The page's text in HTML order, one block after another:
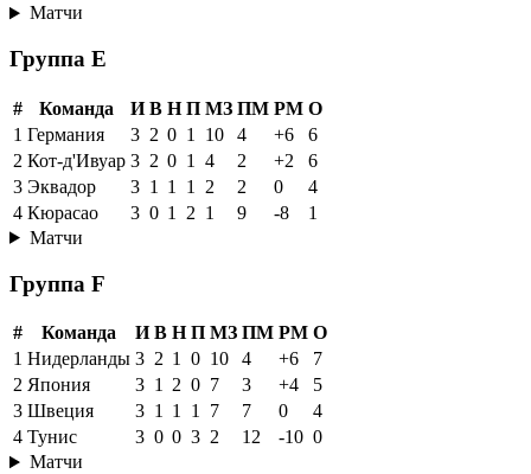
Матчи
Группа E
# Команда И В Н П МЗ ПМ РМ О
1 Германия 3 2 0 1 10 4 +6
6
2 Кот-д'Ивуар 3 2 0 1 4 2 +2
6
3 Эквадор 3 1 1 1 2 2 0
4
4 Кюрасао 3 0 1 2 1 9 -8
1
Матчи
Группа F
# Команда И В Н П МЗ ПМ РМ О
1 Нидерланды 3 2 1 0 10 4 +6
7
2 Япония 3 1 2 0 7 3 +4
5
3 Швеция 3 1 1 1 7 7 0
4
4 Тунис 3 0 0 3 2 12 -10 0
Матчи